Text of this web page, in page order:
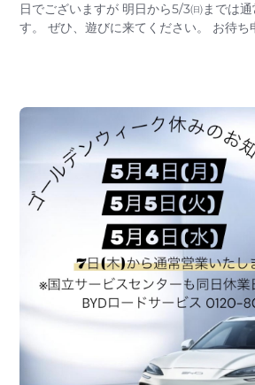
日でございますが 明日から5/3㈰までは
す。 ぜひ、遊びに来てください。 お待ち